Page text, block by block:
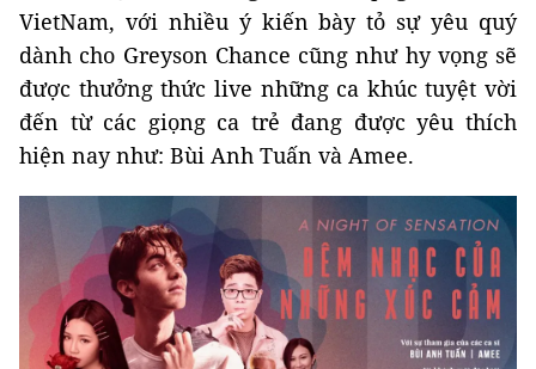
VietNam, với nhiều ý kiến bày tỏ sự yêu quý
dành cho Greyson Chance cũng như hy vọng sẽ
được thưởng thức live những ca khúc tuyệt vời
đến từ các giọng ca trẻ đang được yêu thích
hiện nay như: Bùi Anh Tuấn và Amee.